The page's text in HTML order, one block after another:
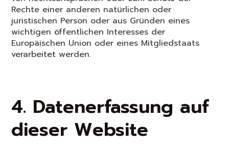
Rechte einer anderen natürlichen oder
juristischen Person oder aus Gründen eines
wichtigen öffentlichen Interesses der
Europäischen Union oder eines Mitgliedstaats
verarbeitet werden.
4. Datenerfassung auf
dieser Website